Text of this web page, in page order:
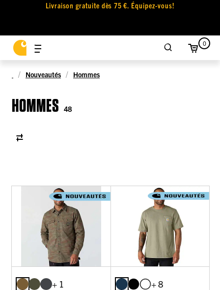
Livraison gratuite dès 75 €. Équipez-vous!
0
Nouveautés Hommes
HOMMES 48
+ 1
+ 8